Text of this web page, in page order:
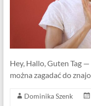
Hey, Hallo, Guten Tag
można zagadać do
Dominika Szenk